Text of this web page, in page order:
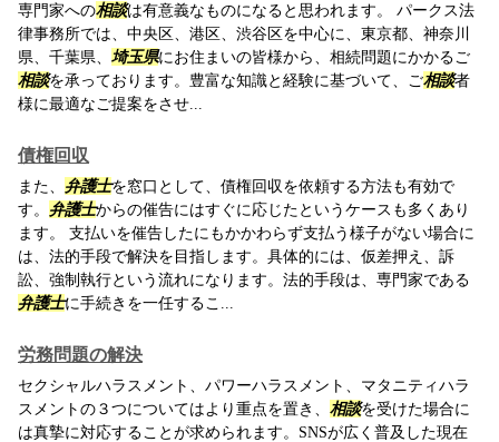
専門家への相談は有意義なものになると思われます。 パークス法
律事務所では、中央区、港区、渋谷区を中心に、東京都、神奈川
県、千葉県、 埼玉県にお住まいの皆様から、相続問題にかかるご
相談を承っております。豊富な知識と経験に基づいて、ご相談者
様に最適なご提案をさせ...
債権回収
また、 弁護士を窓口として、債権回収を依頼する方法も有効で
す。 弁護士からの催告にはすぐに応じたというケースも多くあり
ます。 支払いを催告したにもかかわらず支払う様子がない場合に
は、法的手段で解決を目指します。具体的には、仮差押え、訴
訟、強制執行という流れになります。法的手段は、専門家である
弁護士に手続きを一任するこ...
労務問題の解決
セクシャルハラスメント、パワーハラスメント、マタニティハラ
スメントの３つについてはより重点を置き、 相談を受けた場合に
は真摯に対応することが求められます。SNSが広く普及した現在